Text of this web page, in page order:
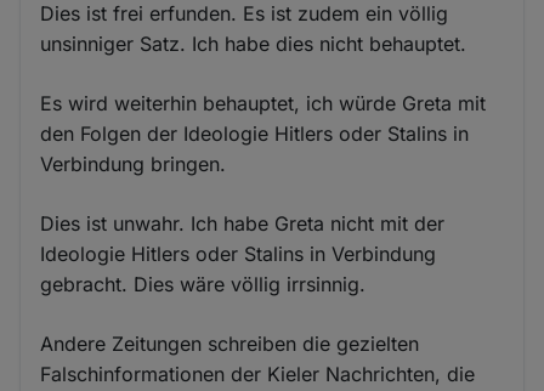
Dies ist frei erfunden. Es ist zudem ein völlig
unsinniger Satz. Ich habe dies nicht behauptet.
Es wird weiterhin behauptet, ich würde Greta mit
den Folgen der Ideologie Hitlers oder Stalins in
Verbindung bringen.
Dies ist unwahr. Ich habe Greta nicht mit der
Ideologie Hitlers oder Stalins in Verbindung
gebracht. Dies wäre völlig irrsinnig.
Andere Zeitungen schreiben die gezielten
Falschinformationen der Kieler Nachrichten, die